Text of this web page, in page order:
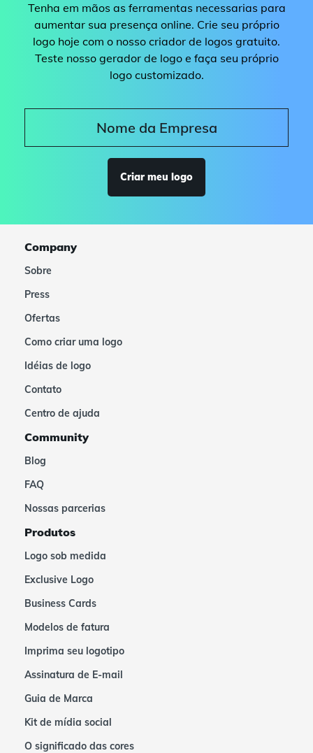
Tenha em mãos as ferramentas necessarias para
aumentar sua presença online. Crie seu próprio
logo hoje com o nosso criador de logos gratuito.
Teste nosso gerador de logo e faça seu próprio
logo customizado.
Criar meu logo
Company
Sobre
Press
Ofertas
Como criar uma logo
Idéias de logo
Contato
Centro de ajuda
Community
Blog
FAQ
Nossas parcerias
Produtos
Logo sob medida
Exclusive Logo
Business Cards
Modelos de fatura
Imprima seu logotipo
Assinatura de E-mail
Guia de Marca
Kit de mídia social
O significado das cores